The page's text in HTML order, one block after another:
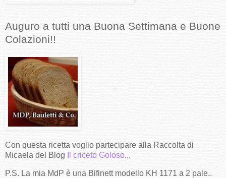
Auguro a tutti una Buona Settimana e Buone
Colazioni!!
Con questa ricetta voglio partecipare alla Raccolta di
Micaela del Blog
Il criceto Goloso...
P.S. La mia MdP è una Bifinett modello KH 1171 a 2 pale..